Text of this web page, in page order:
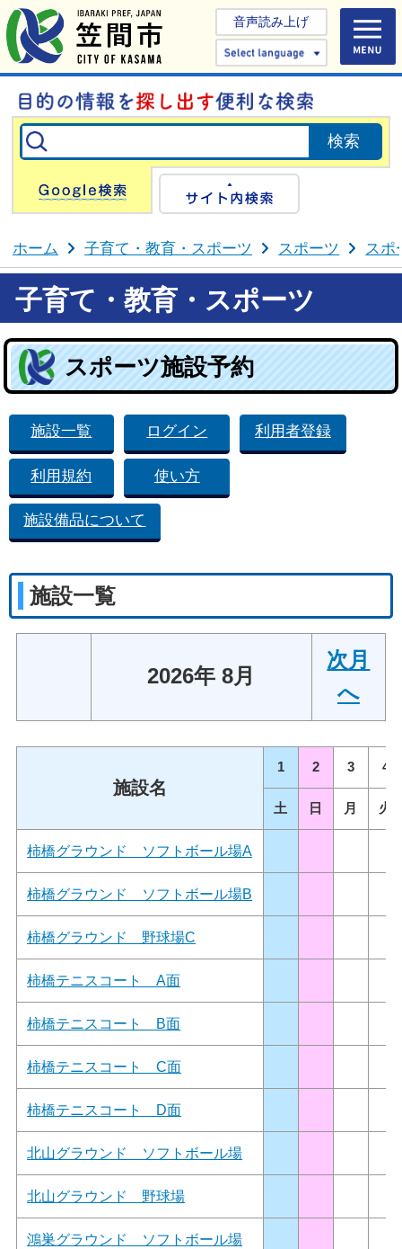
音声読み上げ
Select
Google検索
ホーム 子育て・教育・スポーツ スポーツ スポ
子育て・教育・スポーツ
スポーツ施設予約
施設一覧 ログイン 利用者登録
利用規約 使い方
施設備品について
施設一覧
2026年 8月
次月
へ
施設名
1 2 3 4
土 日 月 火
柿橋グラウンド ソフトボール場A
柿橋グラウンド ソフトボール場B
柿橋グラウンド 野球場C
柿橋テニスコート A面
柿橋テニスコート B面
柿橋テニスコート C面
柿橋テニスコート D面
北山グラウンド ソフトボール場
北山グラウンド 野球場
鴻巣グラウンド ソフトボール場